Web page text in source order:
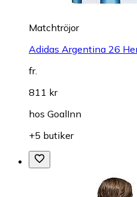
Matchtröjor
Adidas Argentina 26
fr.
811 kr
hos GoalInn
+5 butiker